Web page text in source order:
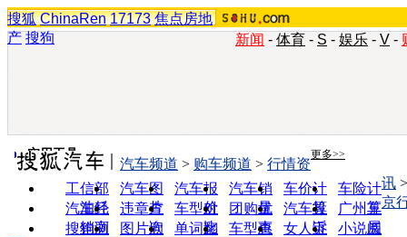
搜狐 ChinaRen 17173 焦点房地
产 搜狗 新闻 - 体育 - S - 娱乐 - V -
实用工具 更多>>
工信部
油耗
汽车图
片
汽车报
价
汽车销
量
车价计
算
车险计
算
汽车经
销商
违章查
询
车型对
比
团购优
惠
汽车投
诉
广州车
展
搜狗浏
图片欣
单词翻
车型查
女人宝
小说阅
汽车频道 > 购车频道 > 行情资
讯
京